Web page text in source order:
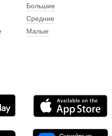
Большие
Средние
Малые